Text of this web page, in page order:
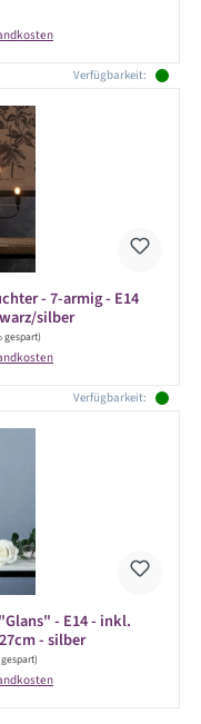
Verfügbarkeit:
- 7-armig - E14
silber
gespart)
Verfügbarkeit:
- E14 - inkl.
- silber